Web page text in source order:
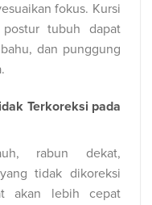
fokus. Kursi
tubuh dapat
dan punggung
Terkoreksi pada
rabun dekat,
tidak dikoreksi
akan lebih cepat